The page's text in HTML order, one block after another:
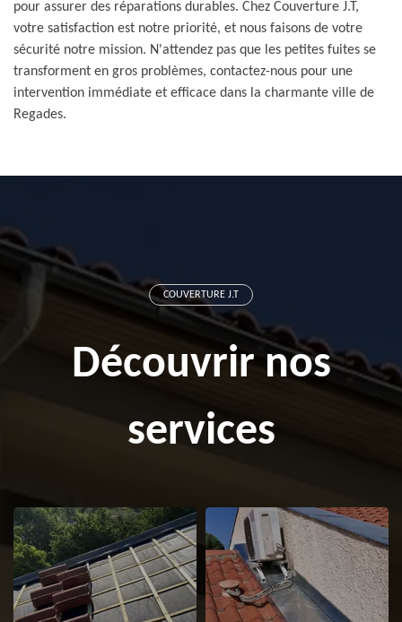
pour assurer des réparations durables. Chez Couverture J.T,
votre satisfaction est notre priorité, et nous faisons de votre
sécurité notre mission. N'attendez pas que les petites fuites se
transforment en gros problèmes, contactez-nous pour une
intervention immédiate et efficace dans la charmante ville de
Regades.
COUVERTURE J.T
Découvrir nos
services